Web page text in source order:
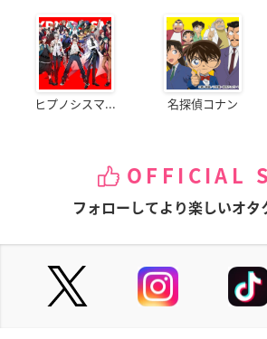
ヒプノシスマ... 名探偵コナン
OFFICIAL
フォローしてより楽しいオタ